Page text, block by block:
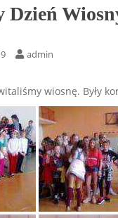
Dzień
admin
wiosnę. Były